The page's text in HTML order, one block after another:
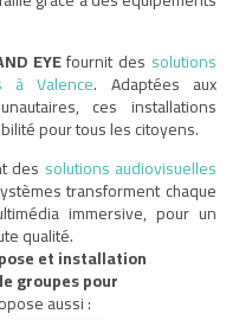
EYEfournit des solutions
à Valence. Adaptées aux
ces installations
pour tous les citoyens.
des solutions audiovisuelles
transforment chaque
immersive, pour un
qualité.
et installation
groupes pour
aussi :